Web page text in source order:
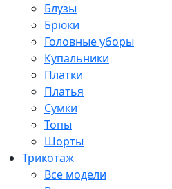
Блузы
Брюки
Головные уборы
Купальники
Платки
Платья
Сумки
Топы
Шорты
Трикотаж
Все модели